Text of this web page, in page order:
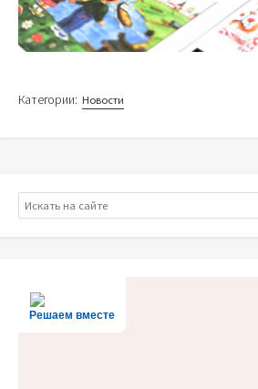
Категории: Новости
Поиск
Решаем вместе